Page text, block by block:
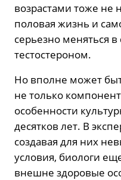
возрастами тоже не
половая жизнь и
серьезно меняться
тестостероном.
Но вполне может
не только
особенности
десятков лет. В
создавая для них
условия, биологи
внешне здоровые